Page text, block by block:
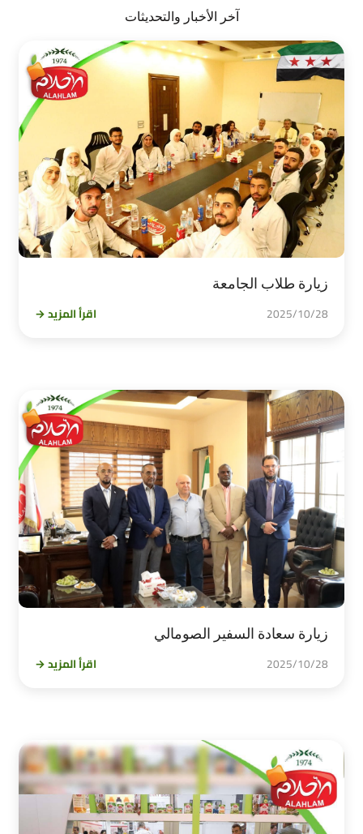
آخر الأخبار والتحديثات
زيارة طلاب الجامعة
2025/10/28 اقرأ المزيد →
زيارة سعادة السفير الصومالي
2025/10/28 اقرأ المزيد →